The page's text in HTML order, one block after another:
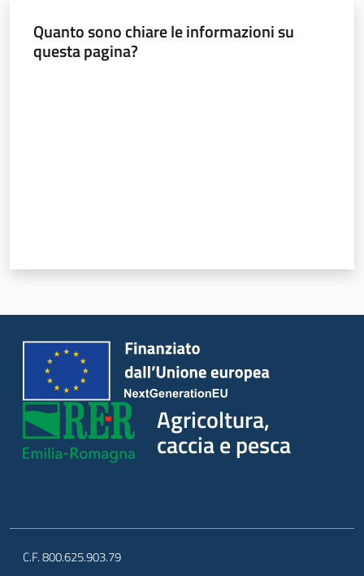
Quanto sono chiare le informazioni su
questa pagina?
Agricoltura,
caccia e pesca
C.F. 800.625.903.79